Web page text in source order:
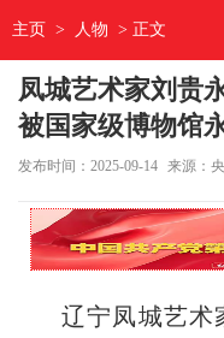
主页 > 人物 > 正文
凤城艺术家刘贵
被国家级博物馆
发布时间：2025-09-14 来源：
辽宁凤城艺术